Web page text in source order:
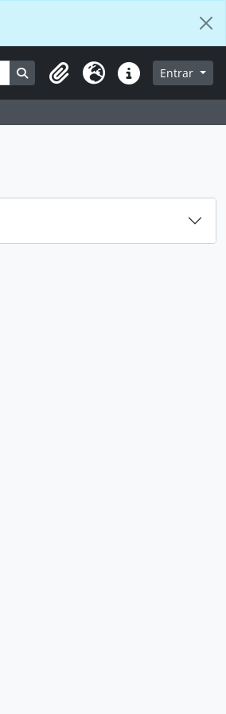
Busque na página de navegação
Área de transferência
Idioma Ligações rápidas
Entrar